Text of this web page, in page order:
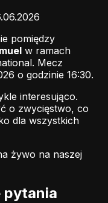
pomiędzy
w ramach
Mecz
o godzinie 16:30.
interesująco.
o zwycięstwo, co
dla wszystkich
żywo na naszej
pytania